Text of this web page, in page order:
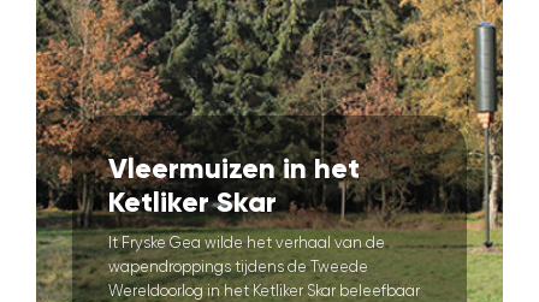
Vleermuizen in het
Ketliker Skar
It Fryske Gea wilde het verhaal van de
wapendroppings tijdens de Tweede
Wereldoorlog in het Ketliker Skar beleefbaar